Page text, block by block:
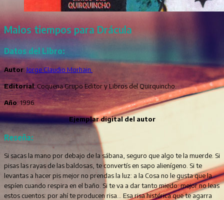
Malos tiempos para Drácula
Datos del Libro:
Autor: Jorge Claudio Morhain.
Editorial: Coquena Grupo Editor y Libros del Quirquincho.
Año: 1996.
Ejemplar digital del autor
Reseña:
Si sacas la mano por debajo de la sábana, seguro que algo te la muerde. Si
pisas las rayas de las baldosas, te convertís en sapo alienígeno. Si te
levantas a hacer pis mejor no prendas la luz: a la Cosa no le gusta que la
espíen cuando respira en el baño. Si te va a dar tanto miedo: mejor no leas
estos cuentos: por ahí te producen risa... Esa risa histérica que te agarra